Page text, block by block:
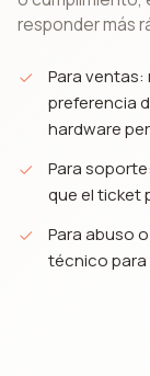
responder más
Para
preferencia
hardware
Para
que el ticket
Para abuso
técnico para